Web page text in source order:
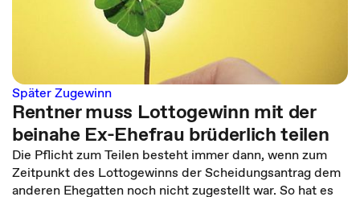
Später Zugewinn
Rentner muss Lottogewinn mit der
beinahe Ex-Ehefrau brüderlich teilen
Die Pflicht zum Teilen besteht immer dann, wenn zum
Zeitpunkt des Lottogewinns der Scheidungsantrag dem
anderen Ehegatten noch nicht zugestellt war. So hat es